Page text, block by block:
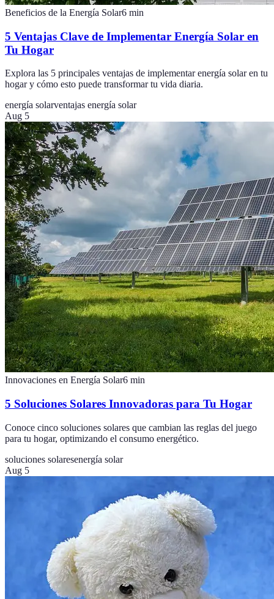
Beneficios de la Energía Solar6 min
5 Ventajas Clave de Implementar Energía Solar en
Tu Hogar
Explora las 5 principales ventajas de implementar energía solar en tu
hogar y cómo esto puede transformar tu vida diaria.
energía solarventajas energía solar
Aug 5
Innovaciones en Energía Solar6 min
5 Soluciones Solares Innovadoras para Tu Hogar
Conoce cinco soluciones solares que cambian las reglas del juego
para tu hogar, optimizando el consumo energético.
soluciones solaresenergía solar
Aug 5